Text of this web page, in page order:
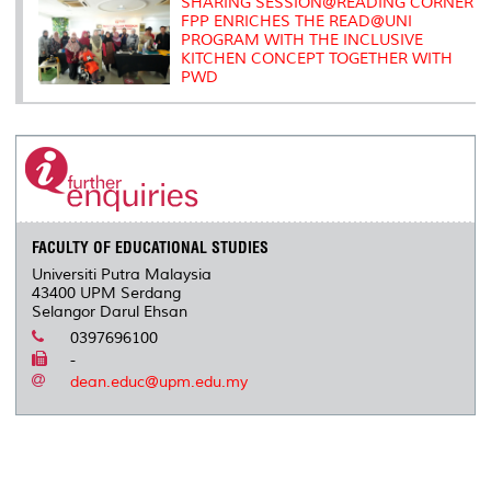
FPP ENRICHES THE READ@UNI
PROGRAM WITH THE INCLUSIVE
KITCHEN CONCEPT TOGETHER WITH
PWD
FACULTY OF EDUCATIONAL STUDIES
Universiti Putra Malaysia
43400 UPM Serdang
Selangor Darul Ehsan
0397696100
-
dean.educ@upm.edu.my